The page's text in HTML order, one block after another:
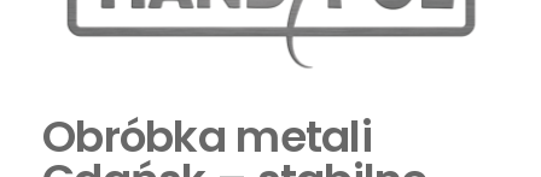
Obróbka metali